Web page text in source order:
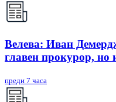
Велева: Иван
главен прокурор, но
преди 7 часа